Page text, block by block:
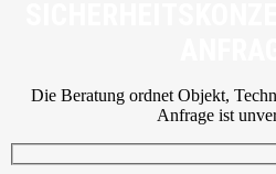
Die Beratung ordnet Objekt,
Anfrage ist